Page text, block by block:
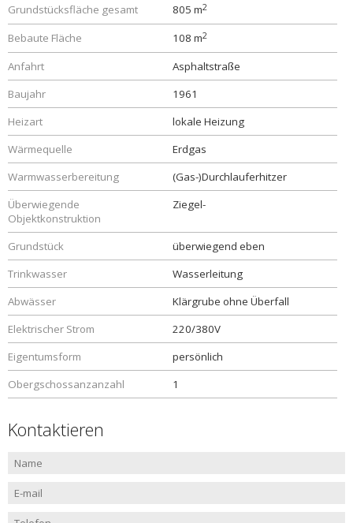
Grundstücksfläche gesamt
805 m2
Bebaute Fläche 108 m2
Anfahrt
Asphaltstraße
Baujahr
1961
Heizart
lokale Heizung
Wärmequelle
Erdgas
Warmwasserbereitung
(Gas-)Durchlauferhitzer
Überwiegende
Objektkonstruktion
Ziegel-
Grundstück
überwiegend eben
Trinkwasser
Wasserleitung
Abwässer
Klärgrube ohne Überfall
Elektrischer Strom
220/380V
Eigentumsform
persönlich
Obergschossanzanzahl
1
Kontaktieren